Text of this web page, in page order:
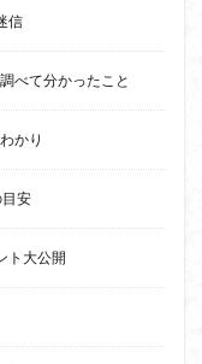
信
べて分かったこと
かり
目安
ト大公開